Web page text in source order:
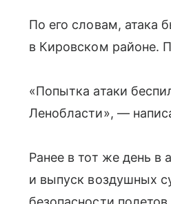
По его словам, атака
в Кировском районе.
«Попытка атаки
Ленобласти», —
Ранее в тот же день в
и выпуск воздушных